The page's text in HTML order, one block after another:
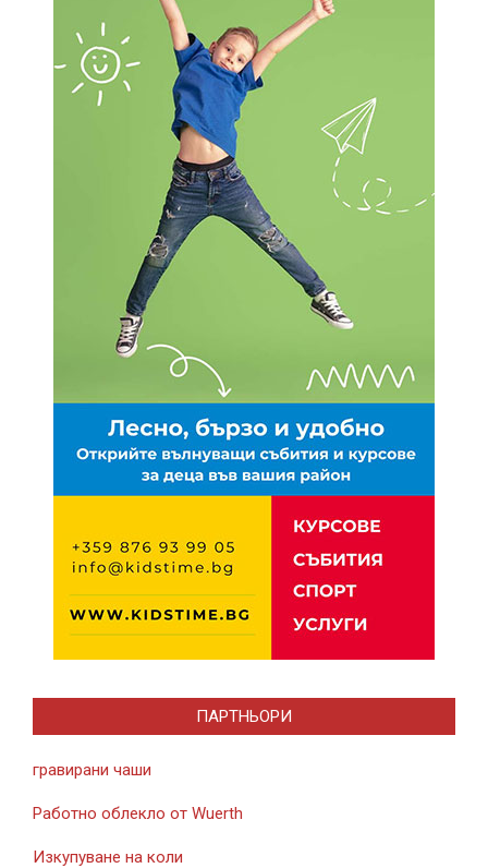
ПАРТНЬОРИ
гравирани чаши
Работно облекло от Wuerth
Изкупуване на коли